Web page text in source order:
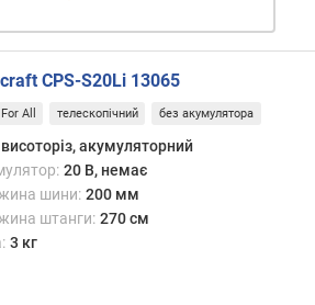
CPS-S20Li 13065
All телескопічний без акумулятора
висоторіз, акумуляторний
20 В, немає
шини: 200 мм
штанги: 270 см
3 кг